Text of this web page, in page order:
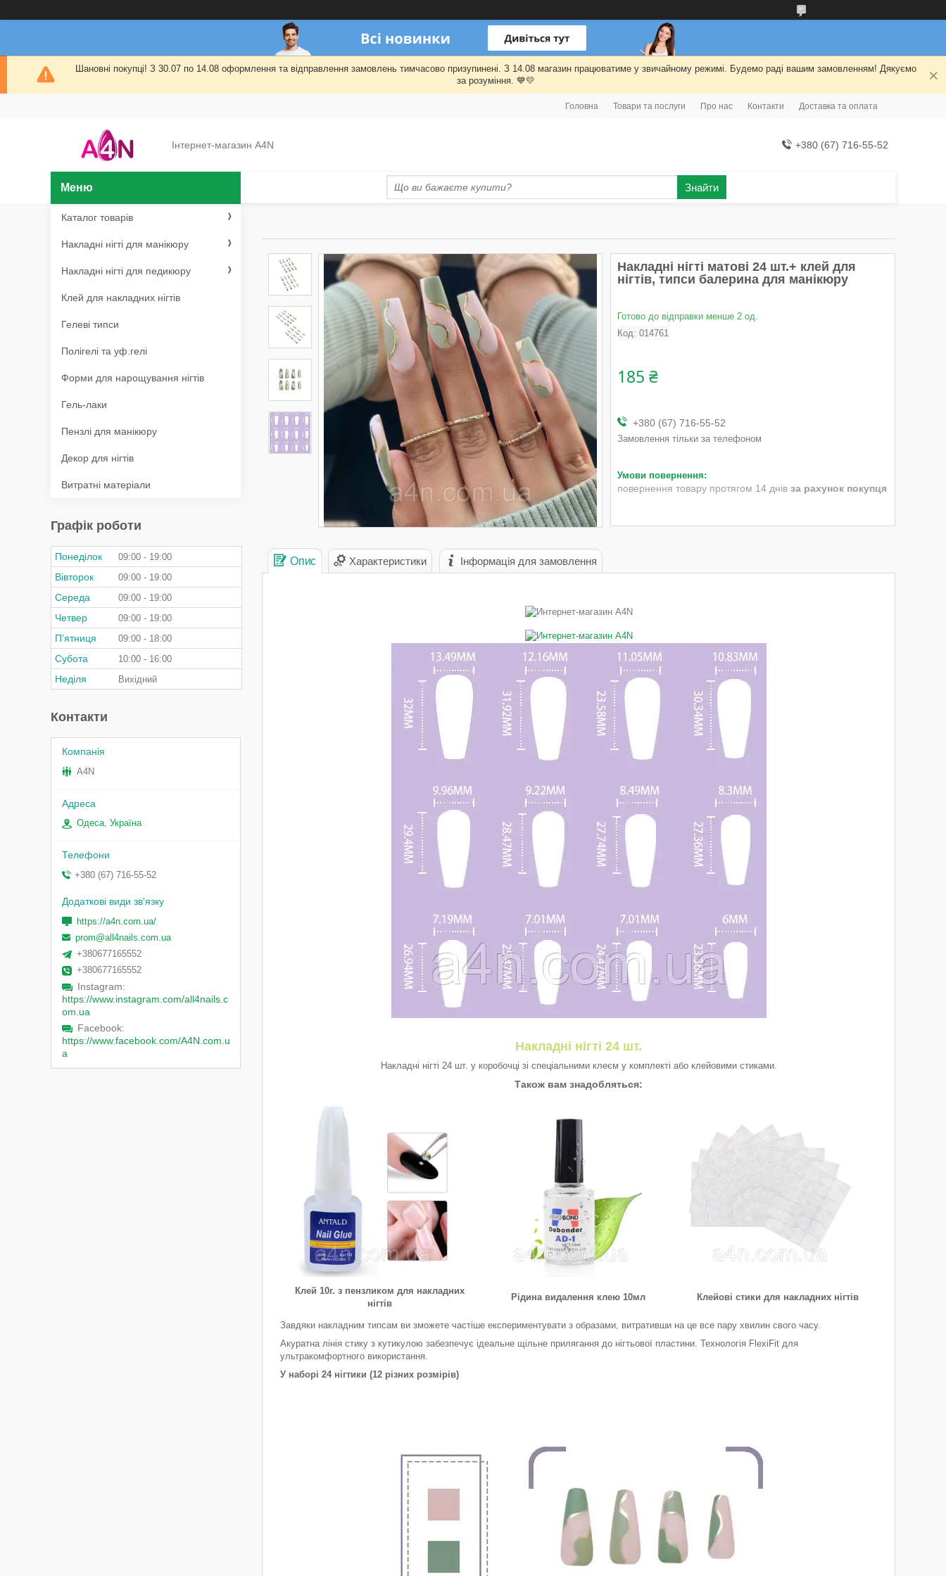
Шановні покупці! З 30.07 по 14.08 оформлення та відправлення замовлень тимчасово призупинені. З 14.08 магазин працюватиме у звичайному режимі. Будемо раді вашим замовленням! Дякуємо
за розуміння. 💙💛
Головна Товари та послуги Про нас Контакти Доставка та оплата
Інтернет-магазин A4N +380 (67) 716-55-52
Знайти
Накладні нігті матові 24 шт.+ клей для
нігтів, типси балерина для манікюру
Готово до відправки менше 2 од.
Код: 014761
185 ₴
+380 (67) 716-55-52
Замовлення тільки за телефоном
повернення товару протягом 14 днів за рахунок покупця
Опис Характеристики Інформація для замовлення
Накладні нігті 24 шт.
Накладні нігті 24 шт. у коробочці зі спеціальними клеєм у комплекті або клейовими стиками.
Також вам знадобляться:
Клей 10г. з пензликом для накладних
нігтів
Рідина видалення клею 10мл Клейові стики для накладних нігтів
Завдяки накладним типсам ви зможете частіше експериментувати з образами, витративши на це все пару хвилин свого часу.
Акуратна лінія стику з кутикулою забезпечує ідеальне щільне прилягання до нігтьової пластини. Технологія FlexiFit для
ультракомфортного використання.
У наборі 24 нігтики (12 різних розмірів)
Каталог товарів
Накладні нігті для манікюру
Накладні нігті для педикюру
Клей для накладних нігтів
Гелеві типси
Полігелі та уф.гелі
Форми для нарощування нігтів
Гель-лаки
Пензлі для манікюру
Декор для нігтів
Витратні матеріали
Графік роботи
Понеділок 09:00 19:00
Вівторок 09:00 19:00
Середа 09:00 19:00
Четвер 09:00 19:00
Пʼятниця 09:00 18:00
Субота 10:00 16:00
Неділя Вихідний
Контакти
A4N
Одеса, Україна
+380 (67) 716-55-52
https://a4n.com.ua/
prom@all4nails.com.ua
+380677165552
+380677165552
Instagram
https://www.instagram.com/all4nails.c
om.ua
Facebook
https://www.facebook.com/A4N.com.u
a